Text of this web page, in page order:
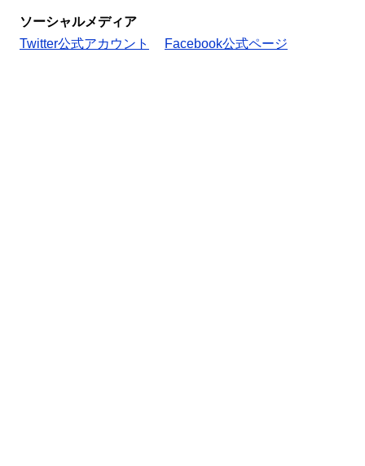
ソーシャルメディア
Twitter公式アカウント
Facebook公式ページ